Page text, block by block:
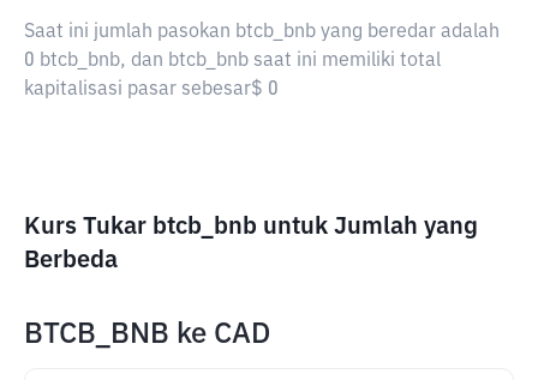
Saat ini jumlah pasokan btcb_bnb yang beredar adalah
0 btcb_bnb, dan btcb_bnb saat ini memiliki total
kapitalisasi pasar sebesar$ 0
Kurs Tukar btcb_bnb untuk Jumlah yang
Berbeda
BTCB_BNB ke CAD